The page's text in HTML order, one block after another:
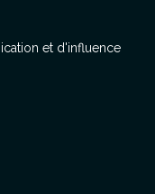
et d'influence